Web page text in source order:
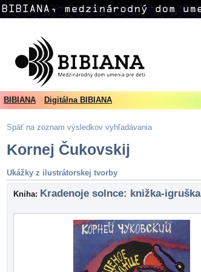
BIBIANA Digitálna BIBIANA
Späť na zoznam výsledkov vyhľadávania
Kornej Čukovskij
Ukážky z ilustrátorskej tvorby
Kniha: Kradenoje solnce: knižka-igruška